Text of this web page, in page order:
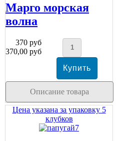
Марго морская
волна
370 руб
370,00 руб
Описание товара
Цена указана за упаковку 5
клубков